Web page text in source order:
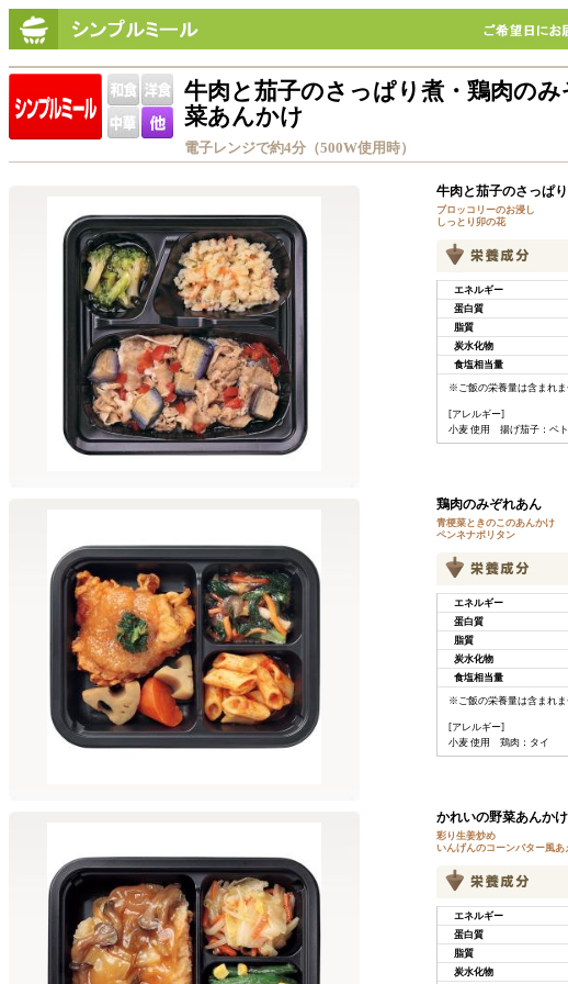
牛肉と茄子のさっぱり煮・鶏肉の
菜あんかけ
電子レンジで約4分（500W使用時）
牛肉と茄子のさっぱ
ブロッコリーのお浸し
しっとり卯の花
エネルギー
蛋白質
脂質
炭水化物
食塩相当量
※ご飯の栄養量は含まれま
[アレルギー]
小麦 使用 揚げ茄子：ベ
鶏肉のみぞれあん
青梗菜ときのこのあんかけ
ペンネナポリタン
エネルギー
蛋白質
脂質
炭水化物
食塩相当量
※ご飯の栄養量は含まれま
[アレルギー]
小麦 使用 鶏肉：タイ
かれいの野菜あんかけ
彩り生姜炒め
いんげんのコーンバター風あ
エネルギー
蛋白質
脂質
炭水化物